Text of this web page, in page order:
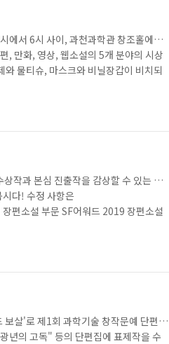
에서 6시 사이, 과천과학관 창조홀에서
, 만화, 영상, 웹소설의 5개 분야의 시상
물티슈, 마스크와 비닐장갑이 비치되
진행했다. 마침 방문한 김백상 작가가
하여 2017년까지 진행했다. 다시 고향으
작과 본심 진출작을 감상할 수 있는 링
다! 수정 사항은
소설 부문 SF어워드 2019 장편소설
24 인터파크 SF어워드 2019 장편소설
예스24 인터파크 SF어워드 2019 장편
살'로 제1회 과학기술 창작문예 단편
년의 고독" 등의 단편집에 표제작을 수